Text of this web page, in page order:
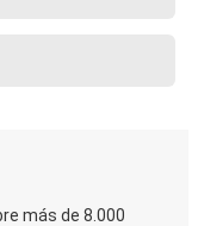
más de 8.000